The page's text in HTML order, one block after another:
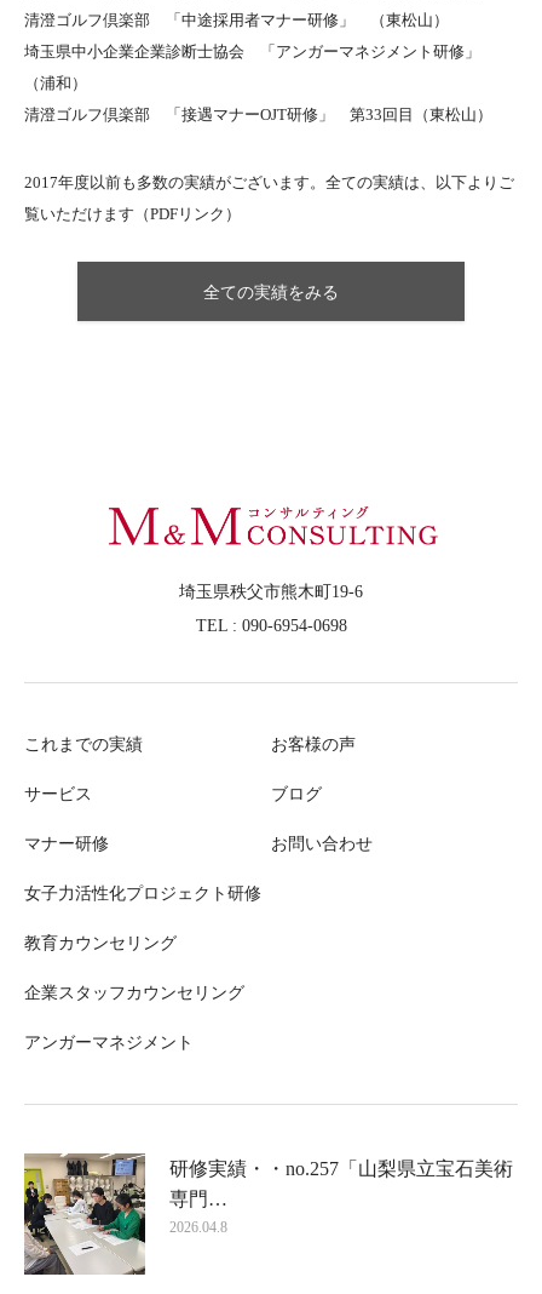
清澄ゴルフ倶楽部 「中途採用者マナー研修」 （東松山）
埼玉県中小企業企業診断士協会 「アンガーマネジメント研修」
（浦和）
清澄ゴルフ倶楽部 「接遇マナーOJT研修」 第33回目（東松山）
2017年度以前も多数の実績がございます。全ての実績は、以下よりご
覧いただけます（PDFリンク）
全ての実績をみる
埼玉県秩父市熊木町19-6
TEL : 090-6954-0698
これまでの実績
サービス
マナー研修
女子力活性化プロジェクト研修
教育カウンセリング
企業スタッフカウンセリング
アンガーマネジメント
お客様の声
ブログ
お問い合わせ
研修実績・・no.257「山梨県立宝石美術
専門…
2026.04.8